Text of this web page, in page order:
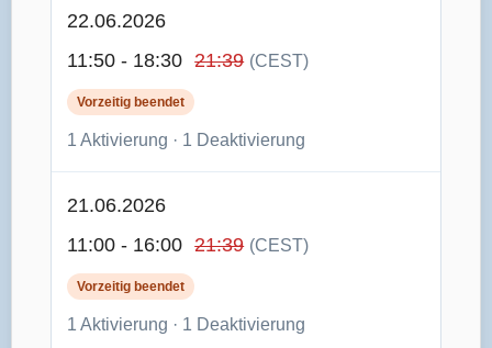
22.06.2026
11:50 - 18:30 21:39 (CEST)
Vorzeitig beendet
1 Aktivierung · 1 Deaktivierung
21.06.2026
11:00 - 16:00 21:39 (CEST)
Vorzeitig beendet
1 Aktivierung · 1 Deaktivierung